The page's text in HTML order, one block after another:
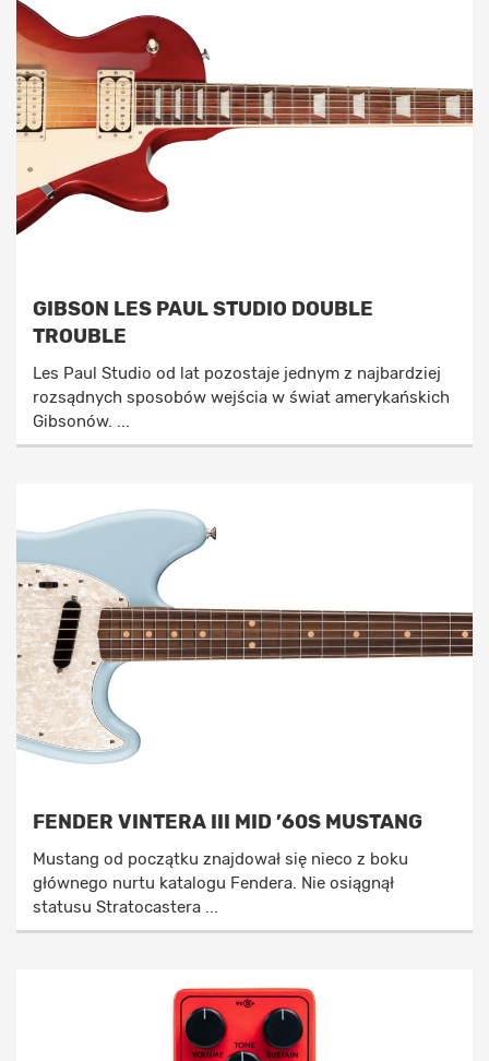
GIBSON LES PAUL STUDIO DOUBLE
TROUBLE
Les Paul Studio od lat pozostaje jednym z najbardziej
rozsądnych sposobów wejścia w świat amerykańskich
Gibsonów. ...
FENDER VINTERA III MID ’60S MUSTANG
Mustang od początku znajdował się nieco z boku
głównego nurtu katalogu Fendera. Nie osiągnął
statusu Stratocastera ...